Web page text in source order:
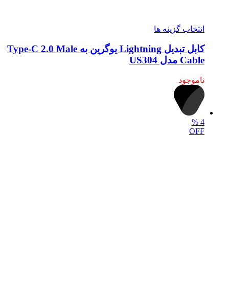
انتخاب گزینه ها
کابل تبدیل Lightning یوگرین به Type-C 2.0 Male
Cable مدل US304
ناموجود
4
%
OFF